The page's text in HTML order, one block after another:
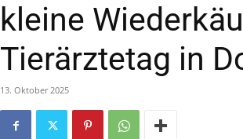
kleine
Tierärztetag in
13. Oktober 2025